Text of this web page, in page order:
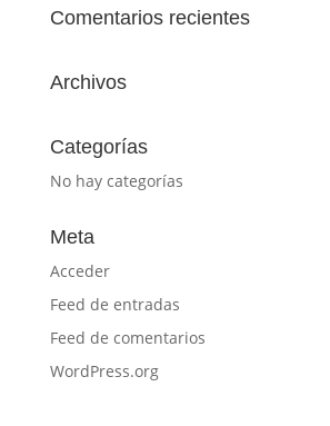
Comentarios recientes
Archivos
Categorías
No hay categorías
Meta
Acceder
Feed de entradas
Feed de comentarios
WordPress.org